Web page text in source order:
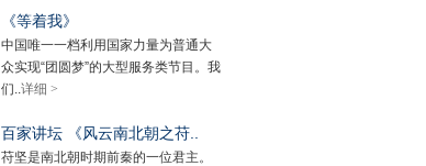
《等着我》
中国唯一一档利用国家力量为普通大
众实现“团圆梦”的大型服务类节目。我
们..详细 >
百家讲坛 《风云南北朝之苻..
苻坚是南北朝时期前秦的一位君主。